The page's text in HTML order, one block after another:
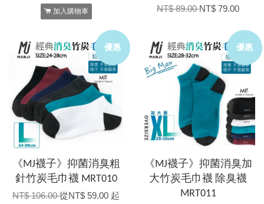
加入購物車 NT$ 89.00NT$ 79.00
優惠
《MJ襪子》抑菌消臭粗
針竹炭毛巾襪 MRT010
NT$ 106.00從NT$ 59.00 起
優惠
《MJ襪子》抑菌消臭加
大竹炭毛巾襪 除臭襪
MRT011